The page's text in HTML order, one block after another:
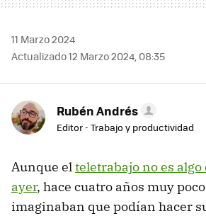
11 Marzo 2024
Actualizado 12 Marzo 2024, 08:35
Rubén Andrés
Editor - Trabajo y productividad
Aunque elteletrabajo no es
ayer, hace cuatro años muy
imaginaban que podían hacer